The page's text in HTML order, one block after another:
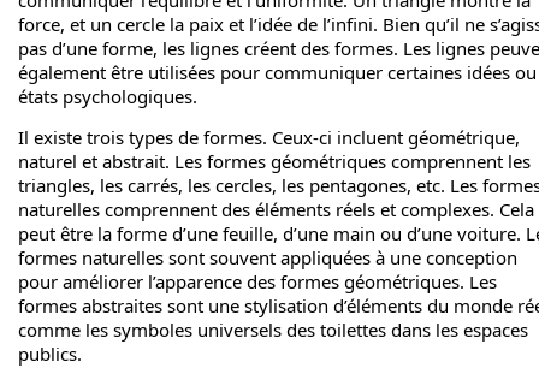
force, et un cercle la paix et l’idée de l’infini. Bien qu’il ne
pas d’une forme, les lignes créent des formes. Les lignes
également être utilisées pour communiquer certaines idées ou
états psychologiques.
Il existe trois types de formes. Ceux-ci incluent géométrique,
naturel et abstrait. Les formes géométriques comprennent les
triangles, les carrés, les cercles, les pentagones, etc. Les
naturelles comprennent des éléments réels et complexes. Cela
peut être la forme d’une feuille, d’une main ou d’une voiture.
formes naturelles sont souvent appliquées à une conception
pour améliorer l’apparence des formes géométriques. Les
formes abstraites sont une stylisation d’éléments du monde
comme les symboles universels des toilettes dans les espaces
publics.